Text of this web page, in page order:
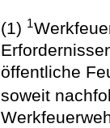
(1) 1
öffentliche
soweit